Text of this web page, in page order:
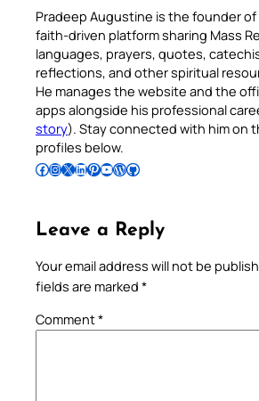
Pradeep Augustine is the founder of
faith-driven platform sharing Mass
languages, prayers, quotes,
reflections, and other spiritual
He manages the website and the
apps alongside his professional
story). Stay connected with him on
profiles below.
Follow Pradeep on Facebook Follow Pradeep on InstagramFollow Pradeep on X Follow Pradeep on LinkedIn Follow Pradeep on Pinterest Subscribe to Pradeep’s Youtube Channel Follow Pradeep on WordPress Follow Pradeep on GitHub
Leave a Reply
Your email address will not be
fields are marked *
Comment*